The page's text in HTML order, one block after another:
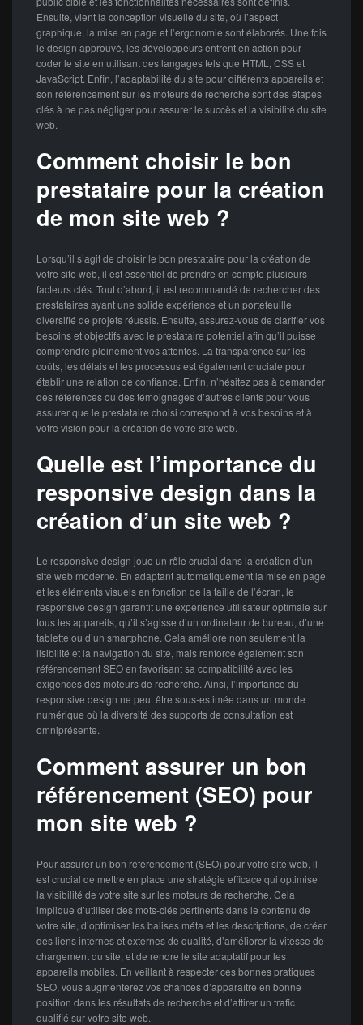
Ensuite, vient la conception visuelle du site, où l’aspect
graphique, la mise en page et l’ergonomie sont élaborés. Une fois
le design approuvé, les développeurs entrent en action pour
coder le site en utilisant des langages tels que HTML, CSS et
JavaScript. Enfin, l’adaptabilité du site pour différents appareils et
son référencement sur les moteurs de recherche sont des étapes
clés à ne pas négliger pour assurer le succès et la visibilité du site
web.
Comment choisir le bon
prestataire pour la création
de mon site web ?
Lorsqu’il s’agit de choisir le bon prestataire pour la création de
votre site web, il est essentiel de prendre en compte plusieurs
facteurs clés. Tout d’abord, il est recommandé de rechercher des
prestataires ayant une solide expérience et un portefeuille
diversifié de projets réussis. Ensuite, assurez-vous de clarifier vos
besoins et objectifs avec le prestataire potentiel afin qu’il puisse
comprendre pleinement vos attentes. La transparence sur les
coûts, les délais et les processus est également cruciale pour
établir une relation de confiance. Enfin, n’hésitez pas à demander
des références ou des témoignages d’autres clients pour vous
assurer que le prestataire choisi correspond à vos besoins et à
votre vision pour la création de votre site web.
Quelle est l’importance du
responsive design dans la
création d’un site web ?
Le responsive design joue un rôle crucial dans la création d’un
site web moderne. En adaptant automatiquement la mise en page
et les éléments visuels en fonction de la taille de l’écran, le
responsive design garantit une expérience utilisateur optimale sur
tous les appareils, qu’il s’agisse d’un ordinateur de bureau, d’une
tablette ou d’un smartphone. Cela améliore non seulement la
lisibilité et la navigation du site, mais renforce également son
référencement SEO en favorisant sa compatibilité avec les
exigences des moteurs de recherche. Ainsi, l’importance du
responsive design ne peut être sous-estimée dans un monde
numérique où la diversité des supports de consultation est
omniprésente.
Comment assurer un bon
référencement (SEO) pour
mon site web ?
Pour assurer un bon référencement (SEO) pour votre site web, il
est crucial de mettre en place une stratégie efficace qui optimise
la visibilité de votre site sur les moteurs de recherche. Cela
implique d’utiliser des mots-clés pertinents dans le contenu de
votre site, d’optimiser les balises méta et les descriptions, de créer
des liens internes et externes de qualité, d’améliorer la vitesse de
chargement du site, et de rendre le site adaptatif pour les
appareils mobiles. En veillant à respecter ces bonnes pratiques
SEO, vous augmenterez vos chances d’apparaître en bonne
position dans les résultats de recherche et d’attirer un trafic
qualifié sur votre site web.